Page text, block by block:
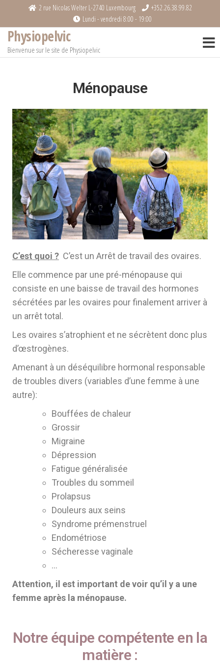
2 rue Nicolas Welter L-2740 Luxembourg
+352.26.38.99.82
Lundi - vendredi 8:00 - 19:00
Physiopelvic
Bienvenue sur le site de Physiopelvic
Ménopause
C’est quoi ? C’est un Arrêt de travail des ovaires.
Elle commence par une pré-ménopause qui
consiste en une baisse de travail des hormones
sécrétées par les ovaires pour finalement arriver à
un arrêt total.
Les ovaires s’atrophient et ne sécrètent donc plus
d’œstrogènes.
Amenant à un déséquilibre hormonal responsable
de troubles divers (variables d’une femme à une
autre):
Bouffées de chaleur
Grossir
Migraine
Dépression
Fatigue généralisée
Troubles du sommeil
Prolapsus
Douleurs aux seins
Syndrome prémenstruel
Endométriose
Sécheresse vaginale
…
Attention, il est important de voir qu’il y a une
femme après la ménopause.
Notre équipe compétente en la
matière :